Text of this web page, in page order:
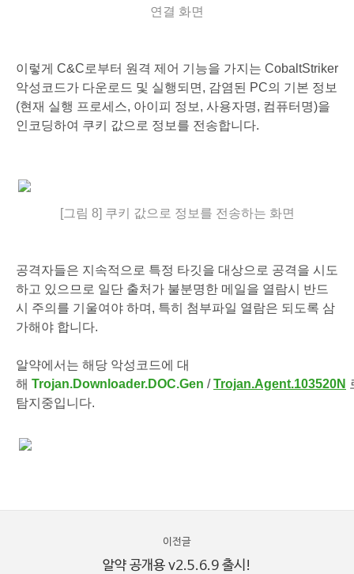
연결 화면
이렇게 C&C로부터 원격 제어 기능을 가지는 CobaltStriker
악성코드가 다운로드 및 실행되면, 감염된 PC의 기본 정보
(현재 실행 프로세스, 아이피 정보, 사용자명, 컴퓨터명)을
인코딩하여 쿠키 값으로 정보를 전송합니다.
[그림 8] 쿠키 값으로 정보를 전송하는 화면
공격자들은 지속적으로 특정 타깃을 대상으로 공격을 시도
하고 있으므로 일단 출처가 불분명한 메일을 열람시 반드
시 주의를 기울여야 하며, 특히 첨부파일 열람은 되도록 삼
가해야 합니다.
알약에서는 해당 악성코드에 대
해 Trojan.Downloader.DOC.Gen /Trojan.Agent.103520N
탐지중입니다.
이전글
알약 공개용 v2.5.6.9 출시!